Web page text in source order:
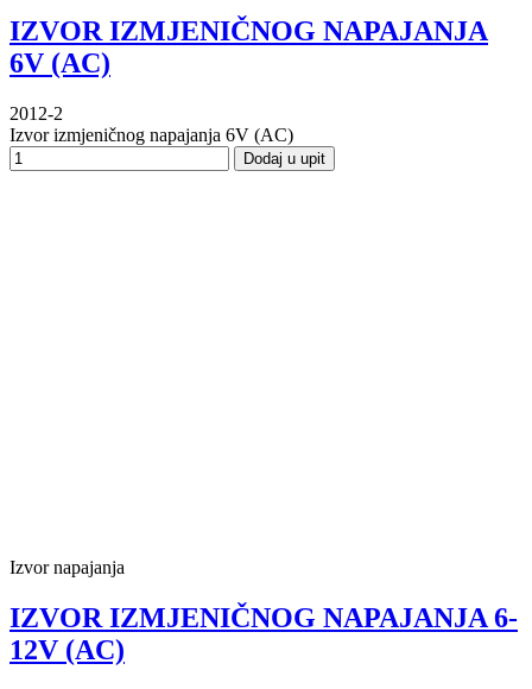
IZVOR IZMJENIČNOG NAPAJANJA
6V (AC)
2012-2
Izvor izmjeničnog napajanja 6V (AC)
Dodaj u upit
Izvor napajanja
IZVOR IZMJENIČNOG NAPAJANJA 6-
12V (AC)